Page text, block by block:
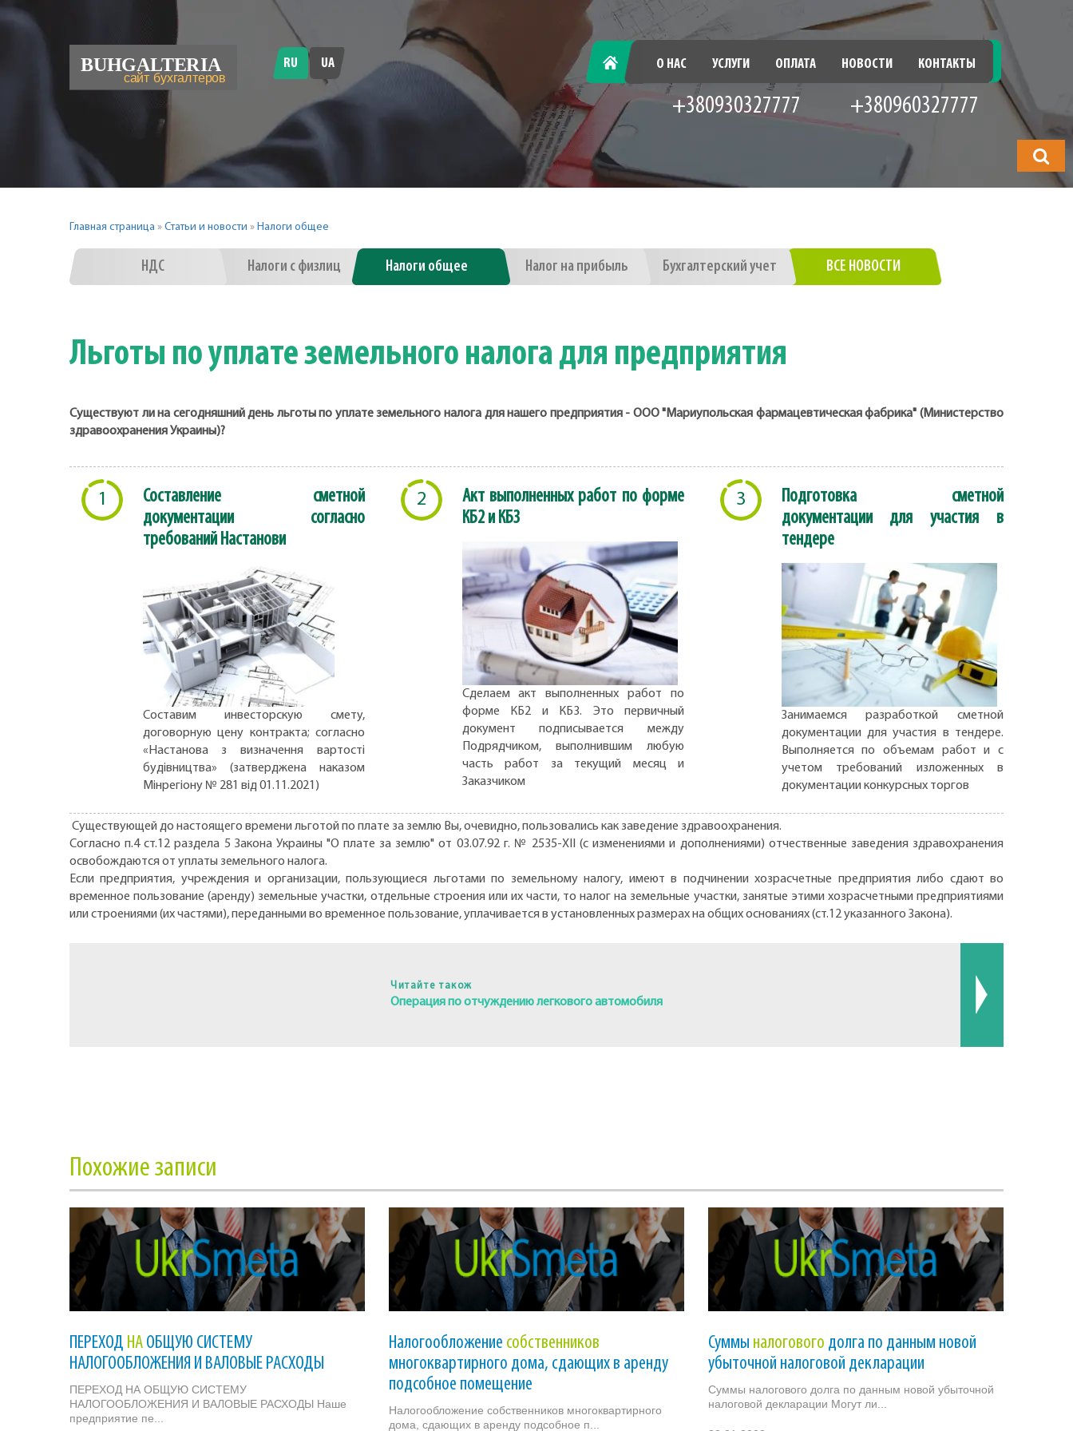
будете
RU UA ГЛАВНАЯ О НАС УСЛУГИ ОПЛАТА НОВОСТИ КОНТАКТЫ
+380930327777 +380960327777
Главная страница » Статьи и новости » Налоги общее
НДС Налоги с физлиц Налоги общее Налог на прибыль Бухгалтерский учет ВСЕ НОВОСТИ
Льготы по уплате земельного налога для предприятия
Существуют ли на сегодняшний день льготы по уплате земельного налога для нашего предприятия - ООО "Мариупольская фармацевтическая фабрика" (Министерство
здравоохранения Украины)?
1
Составление сметной
документации согласно
требований Настанови
Составим инвесторскую смету,
договорную цену контракта; согласно
«Настанова з визначення вартості
будівництва» (затверджена наказом
Мінрегіону № 281 від 01.11.2021)
2
Акт выполненных работ по форме
КБ2 и КБ3
Сделаем акт выполненных работ по
форме КБ2 и КБ3. Это первичный
документ подписывается между
Подрядчиком, выполнившим любую
часть работ за текущий месяц и
Заказчиком
3
Подготовка сметной
документации для участия в
тендере
Занимаемся разработкой сметной
документации для участия в тендере.
Выполняется по объемам работ и с
учетом требований изложенных в
документации конкурсных торгов
Существующей до настоящего времени льготой по плате за землю Вы, очевидно, пользовались как заведение здравоохранения.
Согласно п.4 ст.12 раздела 5 Закона Украины "О плате за землю" от 03.07.92 г. № 2535-ХІІ (с изменениями и дополнениями) отчественные заведения здравохранения
освобождаются от уплаты земельного налога.
Если предприятия, учреждения и организации, пользующиеся льготами по земельному налогу, имеют в подчинении хозрасчетные предприятия либо сдают во
временное пользование (аренду) земельные участки, отдельные строения или их части, то налог на земельные участки, занятые этими хозрасчетными предприятиями
или строениями (их частями), переданными во временное пользование, уплачивается в установленных размерах на общих основаниях (ст.12 указанного Закона).
Читайте також
Операция по отчуждению легкового автомобиля
Похожие записи
ПЕРЕХОД НА ОБЩУЮ СИСТЕМУ
НАЛОГООБЛОЖЕНИЯ И ВАЛОВЫЕ РАСХОДЫ
ПЕРЕХОД НА ОБЩУЮ СИСТЕМУ
НАЛОГООБЛОЖЕНИЯ И ВАЛОВЫЕ РАСХОДЫ Наше
предприятие пе...
Налогообложение собственников
многоквартирного дома, сдающих в аренду
подсобное помещение
Налогообложение собственников многоквартирного
дома, сдающих в аренду подсобное п...
Суммы налогового долга по данным новой
убыточной налоговой декларации
Суммы налогового долга по данным новой убыточной
налоговой декларации Могут ли...